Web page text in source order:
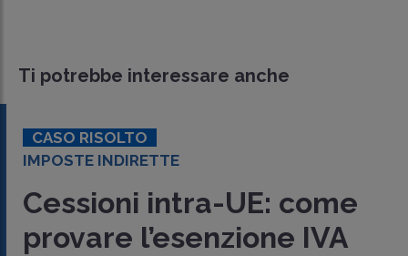
Ti potrebbe interessare anche
CASO RISOLTO
IMPOSTE INDIRETTE
Cessioni intra-UE: come
provare l’esenzione IVA